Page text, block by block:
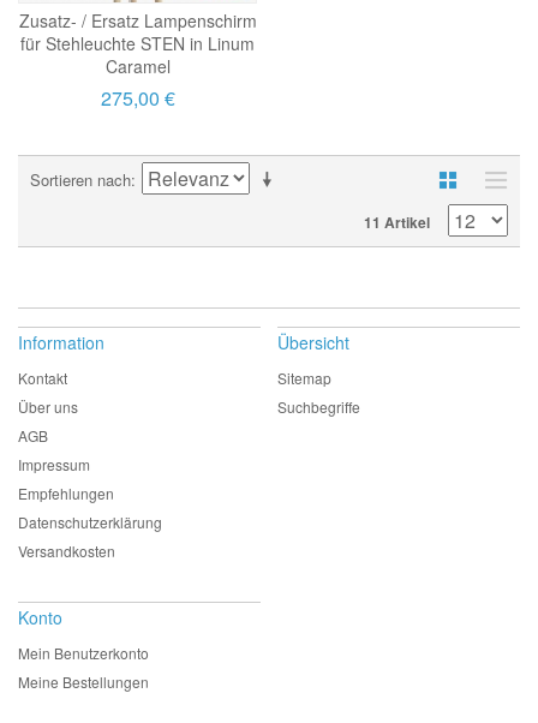
Zusatz- / Ersatz Lampenschirm
für Stehleuchte STEN in Linum
Caramel
275,00 €
Sortieren nach
11 Artikel
Information
Kontakt
Über uns
AGB
Impressum
Empfehlungen
Datenschutzerklärung
Versandkosten
Übersicht
Sitemap
Suchbegriffe
Konto
Mein Benutzerkonto
Meine Bestellungen